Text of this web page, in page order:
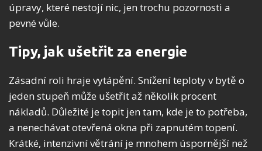
úpravy, které nestojí nic, jen trochu pozornosti a
pevné vůle.
Tipy, jak ušetřit za energie
Zásadní roli hraje vytápění. Snížení teploty v bytě o
jeden stupeň může ušetřit až několik procent
nákladů. Důležité je topit jen tam, kde je to potřeba,
a nenechávat otevřená okna při zapnutém topení.
Krátké, intenzivní větrání je mnohem úspornější než